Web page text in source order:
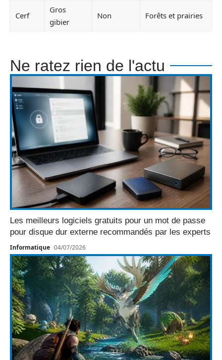
Cerf
Gros
gibier
Non Forêts et prairies
Ne ratez rien de l'actu
Les meilleurs logiciels gratuits pour un mot de passe
pour disque dur externe recommandés par les experts
Informatique 04/07/2026